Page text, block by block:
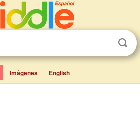
Imágenes English